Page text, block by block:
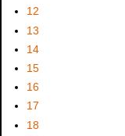
12
13
14
15
16
17
18